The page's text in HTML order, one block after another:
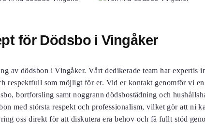
för Dödsbo i Vingåker
av dödsbon i Vingåker. Vårt dedikerade team har expertis
respektfull som möjligt för er. Vid er kontakt genomför vi
bortforsling samt noggrann dödsbostädning och
med största respekt och professionalism, vilket gör att ni
oss direkt för att diskutera era behov och få fullt stöd